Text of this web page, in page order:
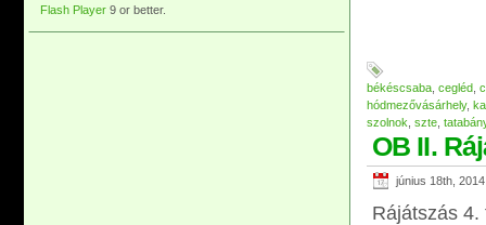
békéscsaba cegléd
hódmezővásárhely,
szolnok szte
OB II.
június 18th, 2014
Rájátszás
Flash Player 9 or better.